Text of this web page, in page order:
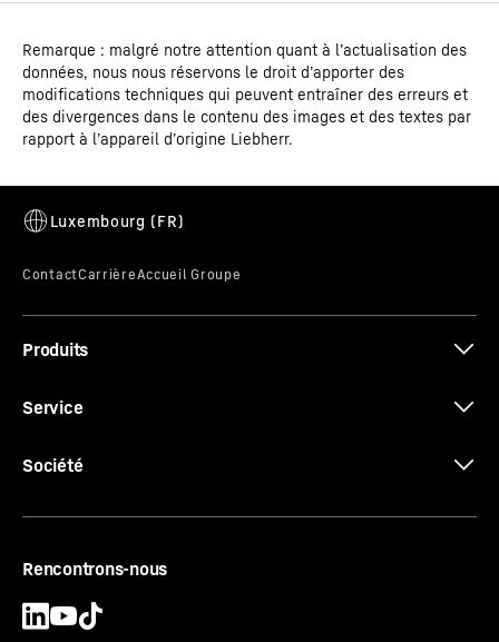
Réglage pratique de la hauteur des plaques de
verre
Vous voulez placer un grand récipient dans le
réfrigérateur ? Il vous suffit de régler la hauteur
d'insertion des plaques de verre. Grâce au réglage
sur les plaques.
Type de modèle
Réfrigérateur encastr.avec
EasyFresh
Code article - IDN
** Valeur selon Global Standard (GS)
volume total par un nombre entier (arrondi) et le volume des
compartiments de congélation et de conservation des aliments
des classes d'efficacité à la page 9. Conformément à (UE)
Mode d'emploi
Document complémentaire
Données 3D
Remarque : malgré notre attention quant à l’actualisation des
données, nous nous réservons le droit d’apporter des
modifications techniques qui peuvent entraîner des erreurs et
des divergences dans le contenu des images et des textes par
rapport à l’appareil d’origine Liebherr.
Produits
Service
Société
Rencontrons-nous